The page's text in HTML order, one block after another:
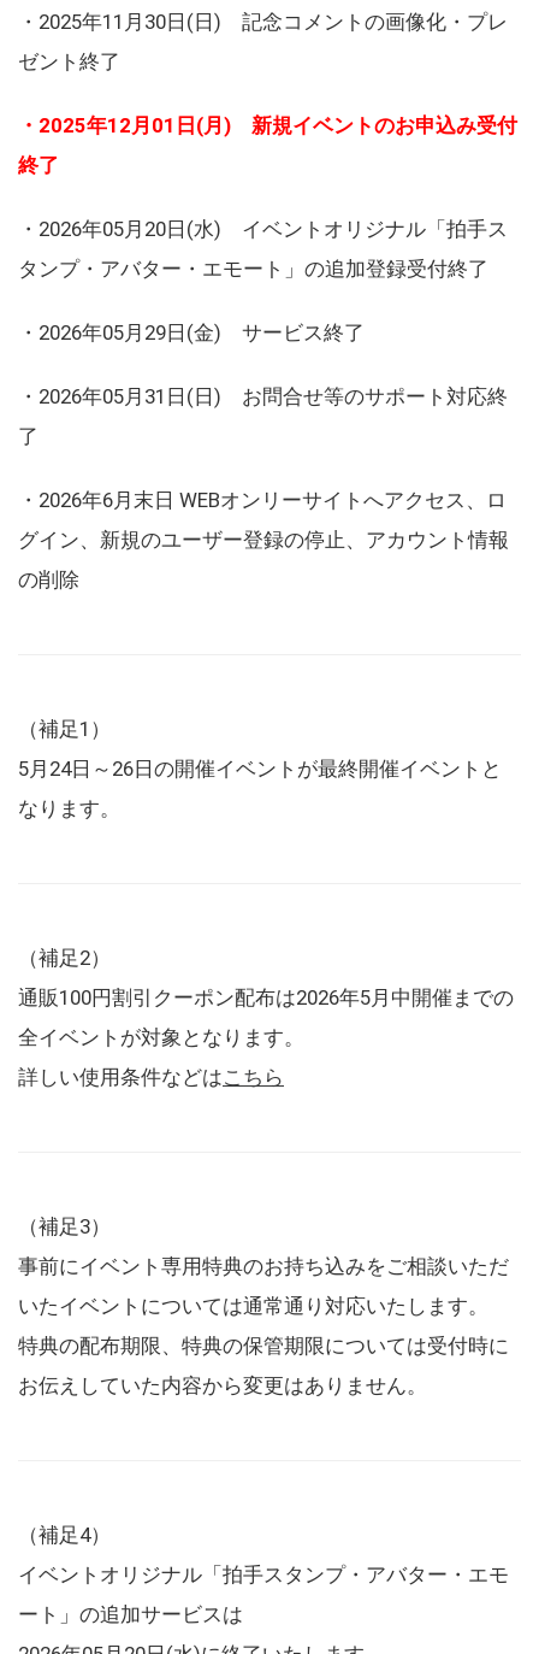
・2025年11月30日(日) 記念コメントの画像化・プレ
ゼント終了
・2025年12月01日(月) 新規イベントのお申込み受付
終了
・2026年05月20日(水) イベントオリジナル「拍手ス
タンプ・アバター・エモート」の追加登録受付終了
・2026年05月29日(金) サービス終了
・2026年05月31日(日) お問合せ等のサポート対応終
了
・2026年6月末日 WEBオンリーサイトへアクセス、ロ
グイン、新規のユーザー登録の停止、アカウント情報
の削除
（補足1）
5月24日～26日の開催イベントが最終開催イベントと
なります。
（補足2）
通販100円割引クーポン配布は2026年5月中開催までの
全イベントが対象となります。
詳しい使用条件などはこちら
（補足3）
事前にイベント専用特典のお持ち込みをご相談いただ
いたイベントについては通常通り対応いたします。
特典の配布期限、特典の保管期限については受付時に
お伝えしていた内容から変更はありません。
（補足4）
イベントオリジナル「拍手スタンプ・アバター・エモ
ート」の追加サービスは